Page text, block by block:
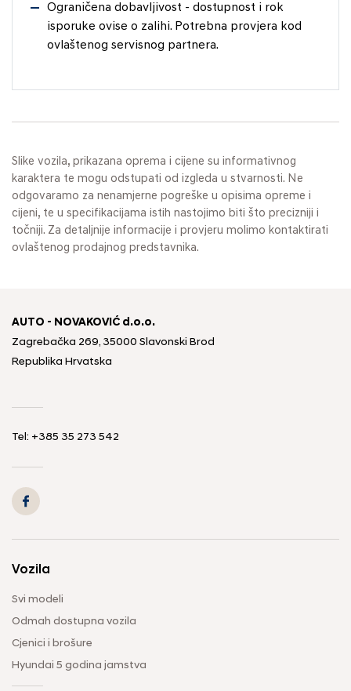
Ograničena dobavljivost - dostupnost i rok
isporuke ovise o zalihi. Potrebna provjera kod
ovlaštenog servisnog partnera.
Slike vozila, prikazana oprema i cijene su informativnog
karaktera te mogu odstupati od izgleda u stvarnosti. Ne
odgovaramo za nenamjerne pogreške u opisima opreme i
cijeni, te u specifikacijama istih nastojimo biti što precizniji i
točniji. Za detaljnije informacije i provjeru molimo kontaktirati
ovlaštenog prodajnog predstavnika.
AUTO - NOVAKOVIĆ d.o.o.
Zagrebačka 269, 35000 Slavonski Brod
Republika Hrvatska
Tel: +385 35 273 542
Vozila
Svi modeli
Odmah dostupna vozila
Cjenici i brošure
Hyundai 5 godina jamstva